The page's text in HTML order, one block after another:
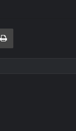
paylaş Yazdır